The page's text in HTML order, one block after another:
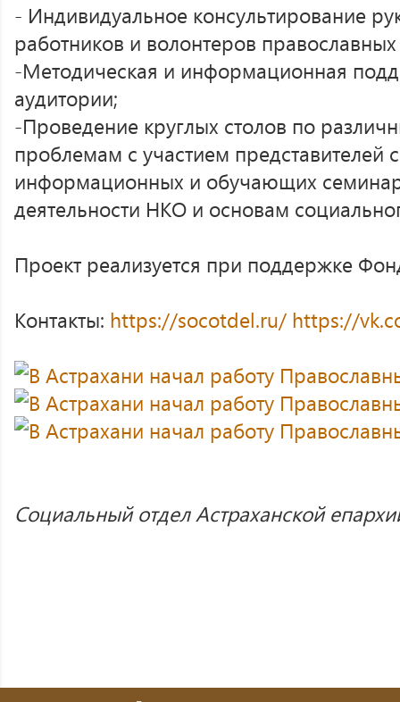
- Индивидуальное консультирование
работников и волонтеров
-Методическая и информационная
аудитории;
-Проведение круглых столов по
проблемам с участием представителей
информационных и обучающих
деятельности НКО и основам
Проект реализуется при поддержке
Контакты: https://socotdel.ru/ https://
Социальный отдел Астраханской